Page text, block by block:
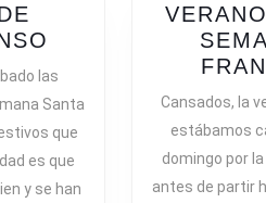
DESCANSO
las
Santa
que
es que
y se han
Cansados, la
estábamos
domingo por
antes de partir